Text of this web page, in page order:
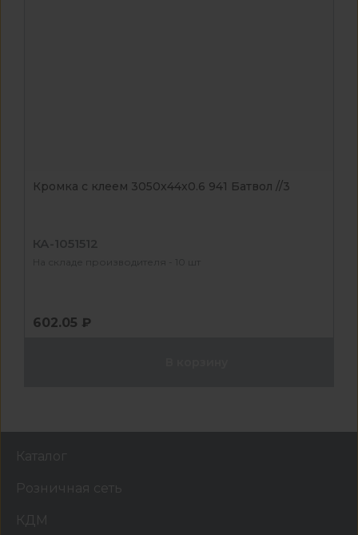
Кромка с клеем 3050x44x0.6 941 Батвол //3
КА-1051512
На складе производителя - 10 шт
602.05 ₽
Каталог
Розничная сеть
КДМ